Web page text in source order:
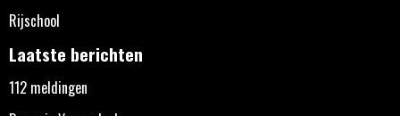
Rijschool
Laatste berichten
112 meldingen